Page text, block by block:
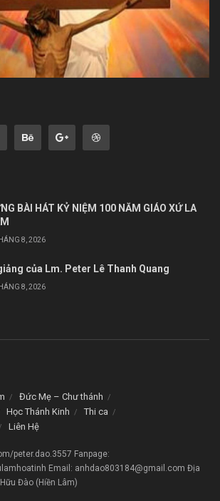
BÀI HÁT KỶ NIỆM 100 NĂM GIÁO XỨ LA
8, 2026
của Lm. Peter Lê Thanh Quang
8, 2026
Đức Mẹ – Chư thánh
Học Thánh Kinh
Thi ca
Liên Hệ
peter.dao.3557 Fanpage:
Email: anhdao803184@gmail.com Địa
Đào (Hiền Lâm)